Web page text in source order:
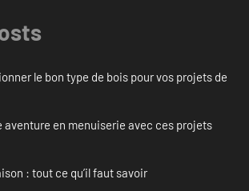
le bon type de bois pour vos projets de
aventure en menuiserie avec ces projets
: tout ce qu’il faut savoir